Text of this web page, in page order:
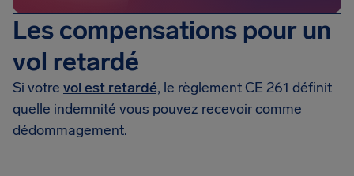
Les compensations pour un
vol retardé
Si votre vol est retardé, le règlement CE 261 définit
quelle indemnité vous pouvez recevoir comme
dédommagement.